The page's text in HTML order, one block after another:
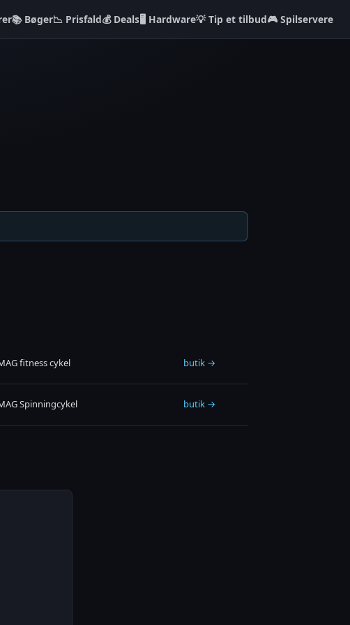
📚 Bøger📉 Prisfald💰 Deals🖥️ Hardware💡 Tip et tilbud🎮 Spilservere
fitness cykel butik →
Spinningcykel butik →